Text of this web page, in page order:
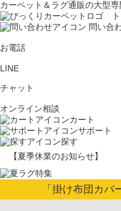
カーペット＆ラグ通販の大型専
問い合
お電話
LINE
チャット
オンライン相談
カート
サポート
探す
【夏季休業のお知らせ】
「 掛け布団カバ